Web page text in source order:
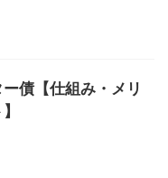
債【仕組み・メリ